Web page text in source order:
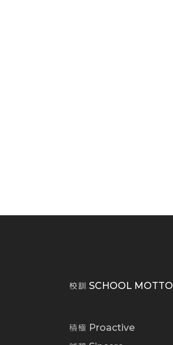
校訓 SCHOOL MOTTO
積極 Proactive